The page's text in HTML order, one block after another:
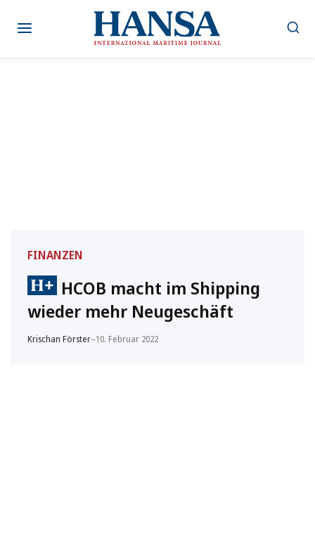
Inhalt
FINANZEN
HCOB macht im Shipping
wieder mehr Neugeschäft
Krischan Förster–10. Februar 2022